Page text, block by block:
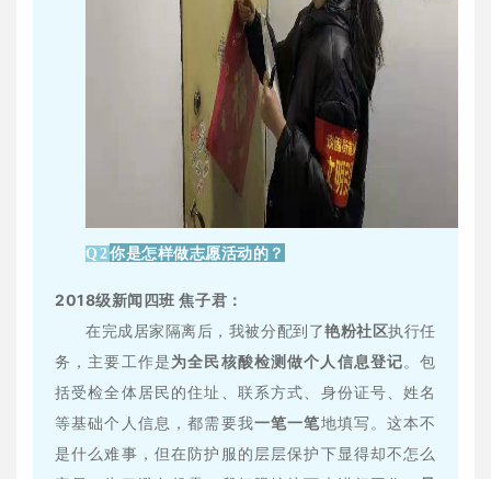
Q2你是怎样做志愿活动的？
2018级新闻四班 焦子君：
在完成居家隔离后，我被分配到了艳粉社区执行任
务，主要工作是为全民核酸检测做个人信息登记。包
括受检全体居民的住址、联系方式、身份证号、姓名
等基础个人信息，都需要我一笔一笔地填写。这本不
是什么难事，但在防护服的层层保护下显得却不怎么